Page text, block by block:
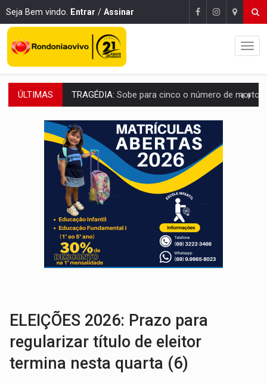
Seja Bem vindo. Entrar / Assinar
ÚLTIMAS TRANSPORTE DE ARROZ:MPF assegura cumprimento da legislação sobre transporte
DEEPFAKE:Sancionada lei contra violência sexual infantil na
COLEGIADO:Brasil e Rússia discutem energia nuclear, defesa e
URGENTE:Colisão entre caminhão e carro deixa quatro mortos e um em
ENCONTRO: Amazônia Negra ganha projeção nacional com participação de
PREVISÃO: Porto Velho tem chances de chuvas isoladas nesta
SINDICATOS UNIDOS: Assembleia Geral delibera greve da educação
PROCESSO SELETIVO: Rondoniaovivo abre oficina de Comunicação com
ELEIÇÕES 2026: Prazo para
regularizar título de eleitor
termina nesta quarta (6)